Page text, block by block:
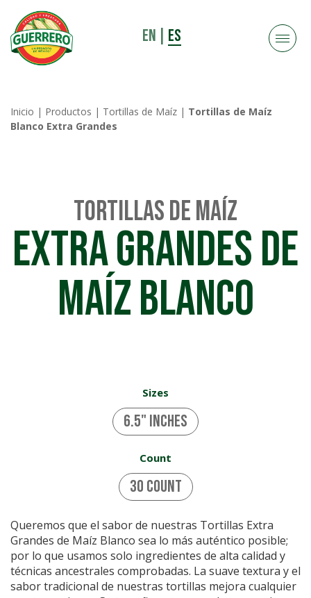
EN ES
Inicio | Productos | Tortillas de Maíz | Tortillas de Maíz
Blanco Extra Grandes
Tortillas de Maíz
Extra Grandes de
Maíz Blanco
Sizes
6.5" inches
Count
30 Count
Queremos que el sabor de nuestras Tortillas Extra
Grandes de Maíz Blanco sea lo más auténtico posible;
por lo que usamos solo ingredientes de alta calidad y
técnicas ancestrales comprobadas. La suave textura y el
sabor tradicional de nuestras tortillas mejora cualquier